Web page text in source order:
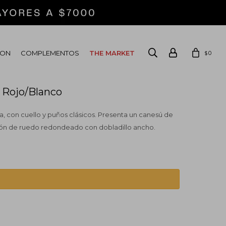
COMPLEMENTOS THE MARKET $0
Rojo/Blanco
con cuello y puños clásicos. Presenta un canesú de
de ruedo redondeado con dobladillo ancho.